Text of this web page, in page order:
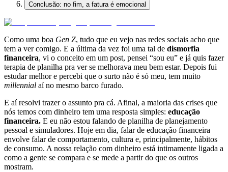
Conclusão: no fim, a fatura é emocional
Como uma boa Gen Z, tudo que eu vejo nas redes sociais acho que
tem a ver comigo. E a última da vez foi uma tal de dismorfia
financeira, vi o conceito em um post, pensei “sou eu” e já quis fazer
terapia de planilha pra ver se melhorava meu bem estar. Depois fui
estudar melhor e percebi que o surto não é só meu, tem muito
millennial aí no mesmo barco furado.
E aí resolvi trazer o assunto pra cá. Afinal, a maioria das crises que
nós temos com dinheiro tem uma resposta simples: educação
financeira. E eu não estou falando de planilha de planejamento
pessoal e simuladores. Hoje em dia, falar de educação financeira
envolve falar de comportamento, cultura e, principalmente, hábitos
de consumo. A nossa relação com dinheiro está intimamente ligada a
como a gente se compara e se mede a partir do que os outros
mostram.